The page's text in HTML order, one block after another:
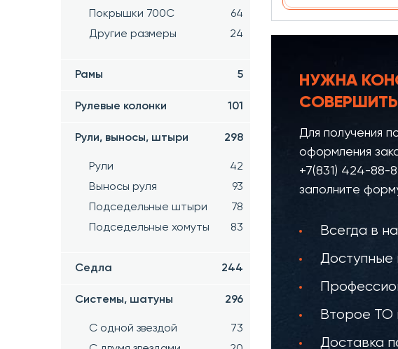
Покрышки 700C
64
Другие размеры
24
Рамы 5
Рулевые колонки 101
Рули, выносы, штыри 298
Рули
42
Выносы руля
93
Подседельные штыри
78
Подседельные хомуты
83
Седла 244
Системы, шатуны 296
С одной звездой
73
НУЖНА
Для получения
оформления
+7(831) 424-88-
заполните
Всегда в
Доступные
Второе ТО
Доставка